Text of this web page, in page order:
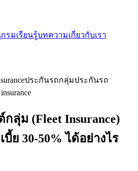
รมเรียนรู้บทความเกี่ยวกับเรา
ประกันรถกลุ่มประกันรถ
ลุ่ม (Fleet Insurance)
ย 30-50% ได้อย่างไร